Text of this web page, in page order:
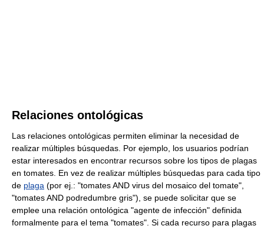
Relaciones ontológicas
Las relaciones ontológicas permiten eliminar la necesidad de
realizar múltiples búsquedas. Por ejemplo, los usuarios podrían
estar interesados en encontrar recursos sobre los tipos de plagas
en tomates. En vez de realizar múltiples búsquedas para cada tipo
de plaga (por ej.: "tomates AND virus del mosaico del tomate",
"tomates AND podredumbre gris"), se puede solicitar que se
emplee una relación ontológica "agente de infección" definida
formalmente para el tema "tomates". Si cada recurso para plagas